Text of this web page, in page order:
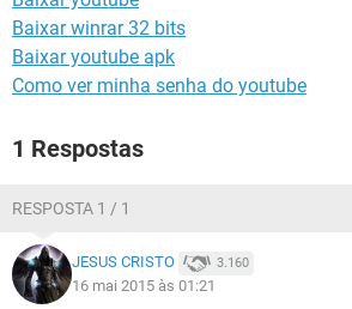
Baixar winrar 32 bits
Baixar youtube apk
Como ver minha senha do youtube
1 Respostas
RESPOSTA 1 / 1
JESUS CRISTO 3.160
16 mai 2015 às 01:21